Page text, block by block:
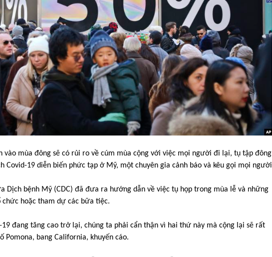
mùa đông sẽ có rủi ro về cúm mùa cộng với việc mọi người đi lại, tụ tập đông
Covid-19 diễn biến phức tạp ở Mỹ, một chuyên gia cảnh báo và kêu gọi mọi người
Dịch bệnh Mỹ (CDC) đã đưa ra hướng dẫn về việc tụ họp trong mùa lễ và những
hoặc tham dự các bữa tiệc.
đang tăng cao trở lại, chúng ta phải cẩn thận vì hai thứ này mà cộng lại sẽ rất
Pomona, bang California, khuyến cáo.